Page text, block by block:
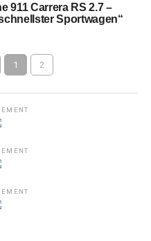
911 Carrera RS 2.7 –
Sportwagen“
1 2